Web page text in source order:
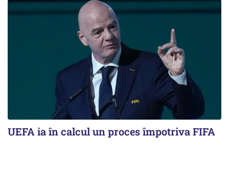
UEFA ia în calcul un proces împotriva FIFA